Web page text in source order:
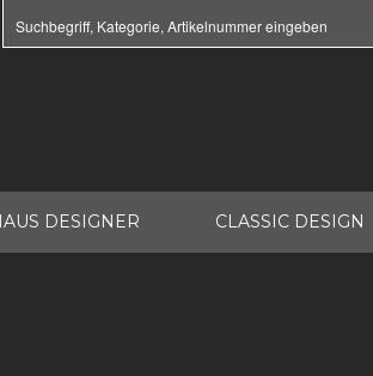
DESIGNER CLASSIC DESIGN